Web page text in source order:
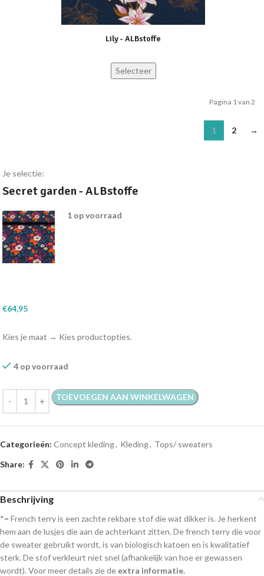
Lily - ALBstoffe
Selecteer
Pagina 1 van 2
1 2 →
Je selectie:
Secret garden - ALBstoffe
1 op voorraad
€64,95
Kies je maat → Kies productopties.
4 op voorraad
TOEVOEGEN AAN WINKELWAGEN
Categorieën: Concept kleding, Kleding, Tops/ sweaters
Share:
Beschrijving
*= French terry is een zachte rekbare stof die wat dikker is. Je herkent
hem aan de lusjes die aan de achterkant zitten. De french terry die voor
de sweater gebruikt wordt, is van biologisch katoen en is kwalitatief
sterk. De stof verkleurt niet snel (afhankelijk van hoe er gewassen
wordt). Voor meer details zie de extra informatie.